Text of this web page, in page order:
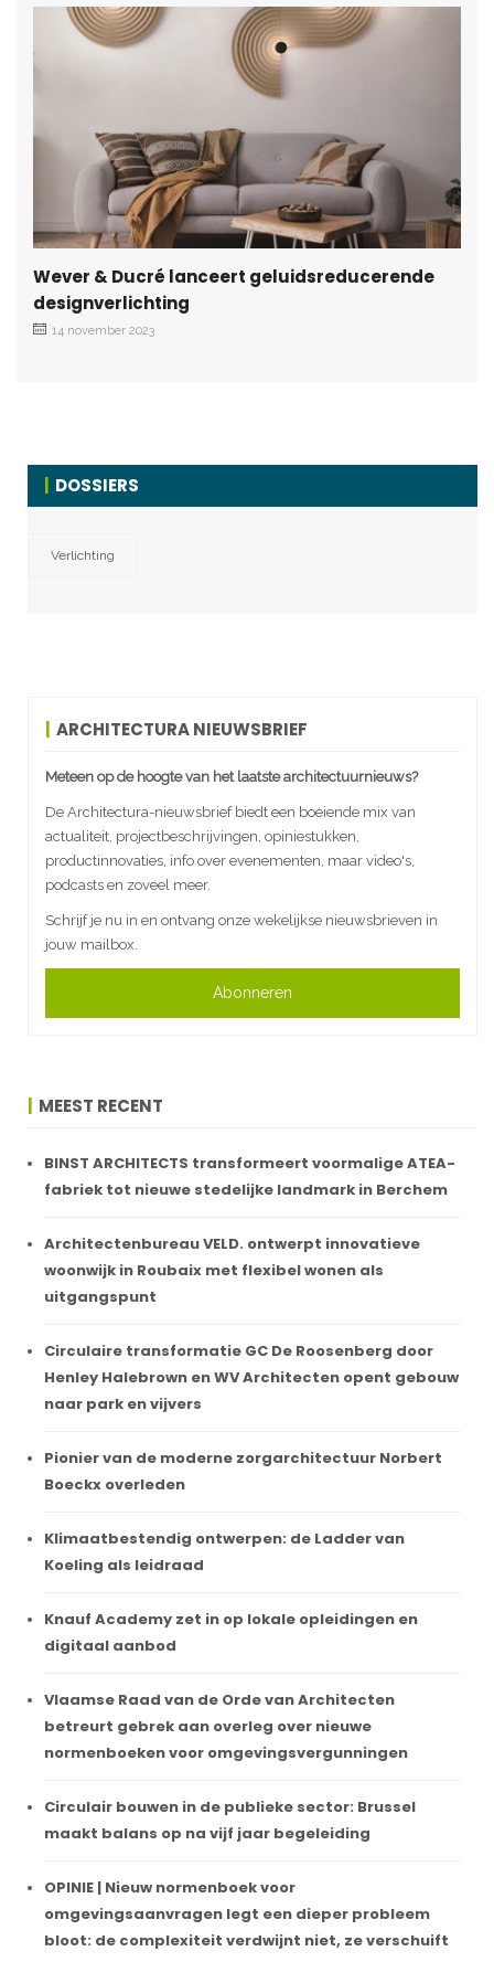
Wever & Ducré lanceert geluidsreducerende
designverlichting
14 november 2023
DOSSIERS
Verlichting
ARCHITECTURA NIEUWSBRIEF
Meteen op de hoogte van het laatste architectuurnieuws?
De Architectura-nieuwsbrief biedt een boeiende mix van
actualiteit, projectbeschrijvingen, opiniestukken,
productinnovaties, info over evenementen, maar video's,
podcasts en zoveel meer.
Schrijf je nu in en ontvang onze wekelijkse nieuwsbrieven in
jouw mailbox.
Abonneren
MEEST RECENT
BINST ARCHITECTS transformeert voormalige ATEA-
fabriek tot nieuwe stedelijke landmark in Berchem
Architectenbureau VELD. ontwerpt innovatieve
woonwijk in Roubaix met flexibel wonen als
uitgangspunt
Circulaire transformatie GC De Roosenberg door
Henley Halebrown en WV Architecten opent gebouw
naar park en vijvers
Pionier van de moderne zorgarchitectuur Norbert
Boeckx overleden
Klimaatbestendig ontwerpen: de Ladder van
Koeling als leidraad
Knauf Academy zet in op lokale opleidingen en
digitaal aanbod
Vlaamse Raad van de Orde van Architecten
betreurt gebrek aan overleg over nieuwe
normenboeken voor omgevingsvergunningen
Circulair bouwen in de publieke sector: Brussel
maakt balans op na vijf jaar begeleiding
OPINIE | Nieuw normenboek voor
omgevingsaanvragen legt een dieper probleem
bloot: de complexiteit verdwijnt niet, ze verschuift